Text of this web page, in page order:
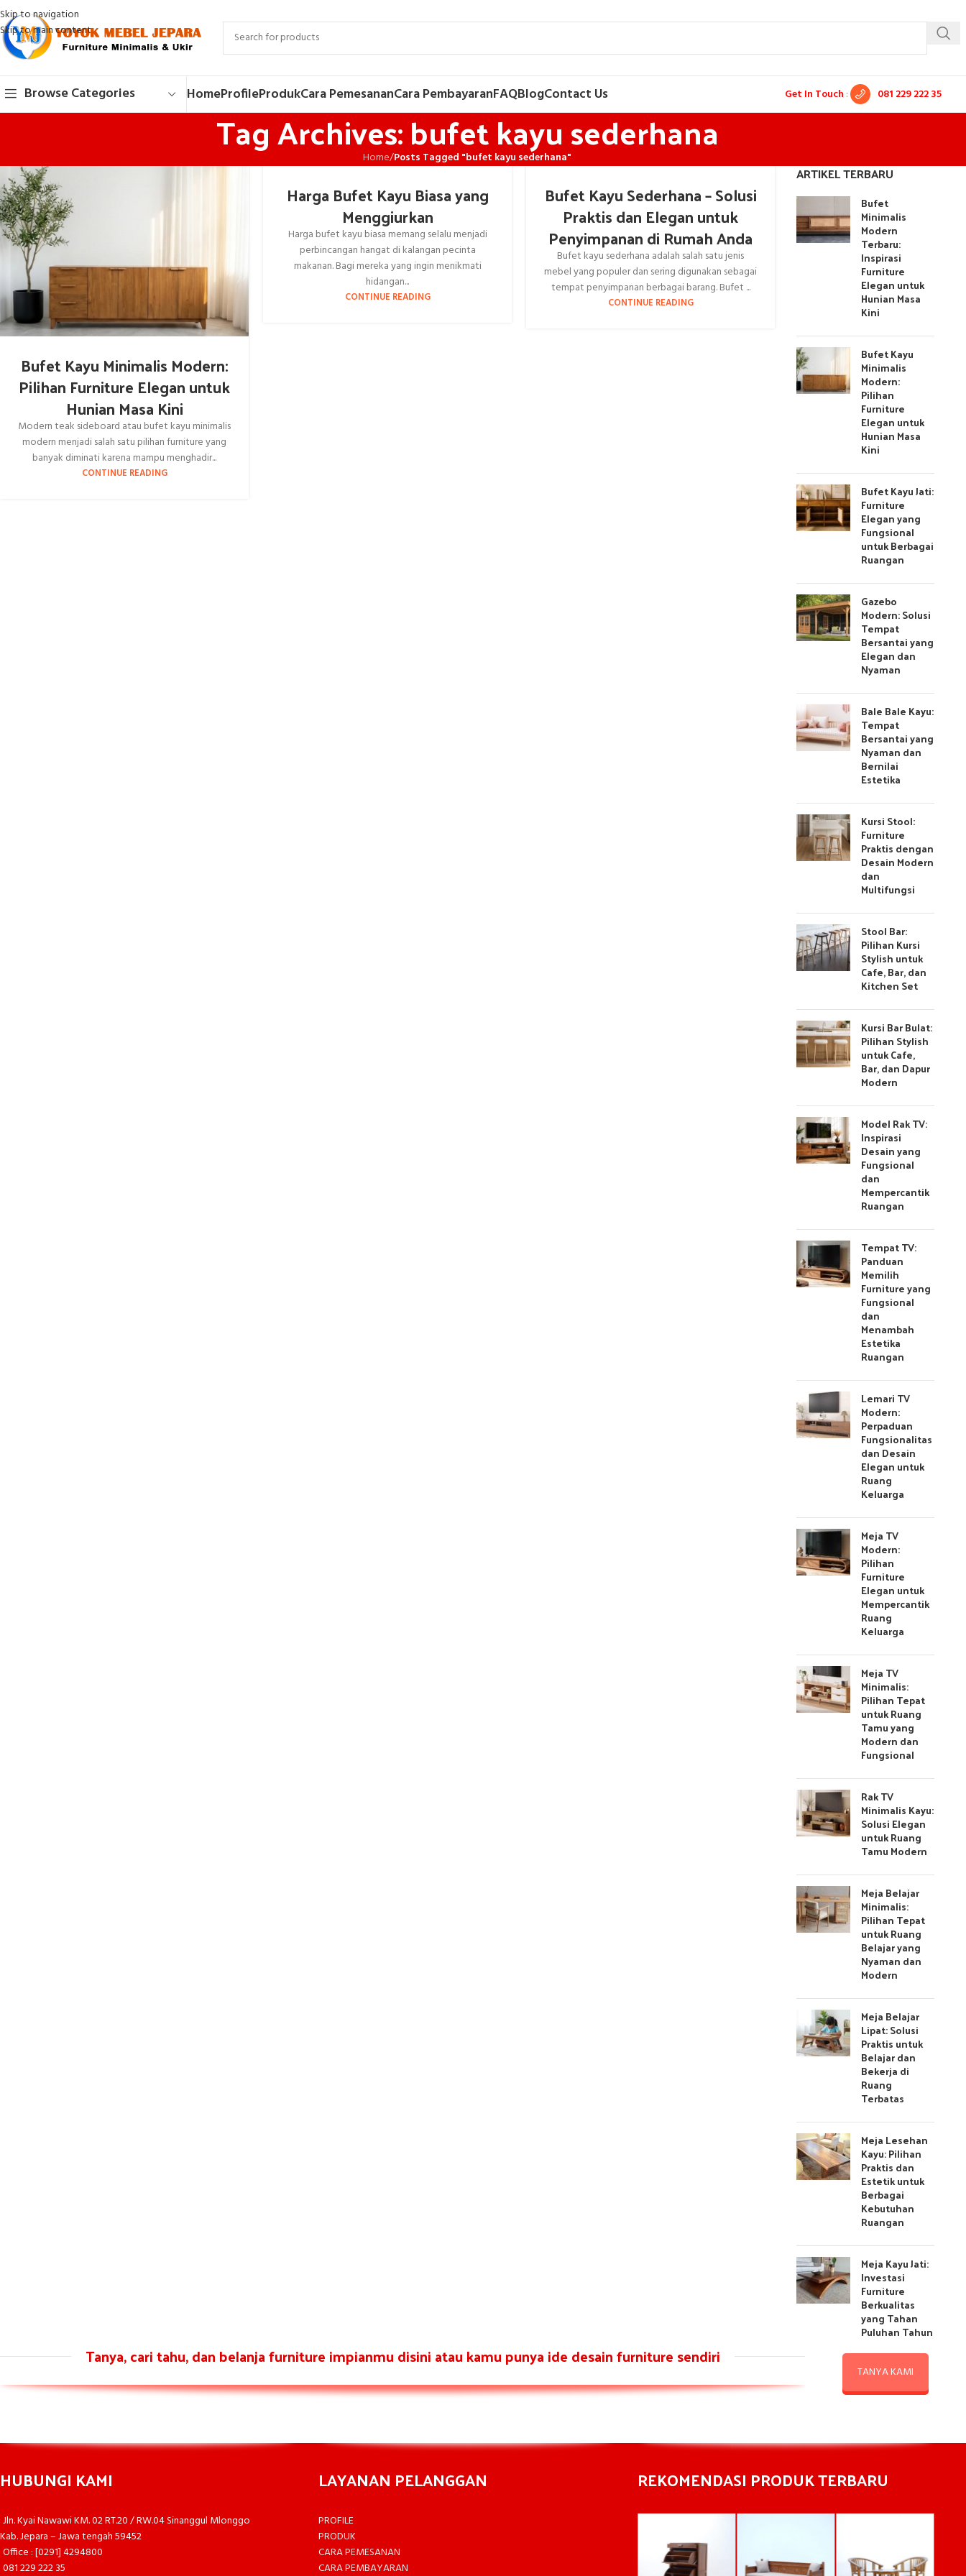
Skip to navigation
Skip to main content
Browse Categories HomeProfileProdukCara PemesananCara PembayaranFAQBlogContact Us Get In Touch : 081 229 222 35
Tag Archives: bufet kayu sederhana
Home/Posts Tagged "bufet kayu sederhana"
Bufet Kayu Minimalis Modern:
Pilihan Furniture Elegan untuk
Hunian Masa Kini
Modern teak sideboard atau bufet kayu minimalis
modern menjadi salah satu pilihan furniture yang
banyak diminati karena mampu menghadir...
CONTINUE READING
Harga Bufet Kayu Biasa yang
Menggiurkan
Harga bufet kayu biasa memang selalu menjadi
perbincangan hangat di kalangan pecinta
makanan. Bagi mereka yang ingin menikmati
hidangan...
CONTINUE READING
Bufet Kayu Sederhana – Solusi
Praktis dan Elegan untuk
Penyimpanan di Rumah Anda
Bufet kayu sederhana adalah salah satu jenis
mebel yang populer dan sering digunakan sebagai
tempat penyimpanan berbagai barang. Bufet ...
CONTINUE READING
ARTIKEL TERBARU
Bufet
Minimalis
Modern
Terbaru:
Inspirasi
Furniture
Elegan untuk
Hunian Masa
Kini
Bufet Kayu
Minimalis
Modern:
Pilihan
Furniture
Elegan untuk
Hunian Masa
Kini
Bufet Kayu Jati:
Furniture
Elegan yang
Fungsional
untuk Berbagai
Ruangan
Gazebo
Modern: Solusi
Tempat
Bersantai yang
Elegan dan
Nyaman
Bale Bale Kayu:
Tempat
Bersantai yang
Nyaman dan
Bernilai
Estetika
Kursi Stool:
Furniture
Praktis dengan
Desain Modern
dan
Multifungsi
Stool Bar:
Pilihan Kursi
Stylish untuk
Cafe, Bar, dan
Kitchen Set
Kursi Bar Bulat:
Pilihan Stylish
untuk Cafe,
Bar, dan Dapur
Modern
Model Rak TV:
Inspirasi
Desain yang
Fungsional
dan
Mempercantik
Ruangan
Tempat TV:
Panduan
Memilih
Furniture yang
Fungsional
dan
Menambah
Estetika
Ruangan
Lemari TV
Modern:
Perpaduan
Fungsionalitas
dan Desain
Elegan untuk
Ruang
Keluarga
Meja TV
Modern:
Pilihan
Furniture
Elegan untuk
Mempercantik
Ruang
Keluarga
Meja TV
Minimalis:
Pilihan Tepat
untuk Ruang
Tamu yang
Modern dan
Fungsional
Rak TV
Minimalis Kayu:
Solusi Elegan
untuk Ruang
Tamu Modern
Meja Belajar
Minimalis:
Pilihan Tepat
untuk Ruang
Belajar yang
Nyaman dan
Modern
Meja Belajar
Lipat: Solusi
Praktis untuk
Belajar dan
Bekerja di
Ruang
Terbatas
Meja Lesehan
Kayu: Pilihan
Praktis dan
Estetik untuk
Berbagai
Kebutuhan
Ruangan
Meja Kayu Jati:
Investasi
Furniture
Berkualitas
yang Tahan
Puluhan Tahun
Tanya, cari tahu, dan belanja furniture impianmu disini atau kamu punya ide desain furniture sendiri
TANYA KAMI
HUBUNGI KAMI
Jln. Kyai Nawawi KM. 02 RT.20 / RW.04 Sinanggul Mlonggo
Kab. Jepara – Jawa tengah 59452
Office : [0291] 4294800
081 229 222 35
LAYANAN PELANGGAN
PROFILE
PRODUK
CARA PEMESANAN
CARA PEMBAYARAN
REKOMENDASI PRODUK TERBARU